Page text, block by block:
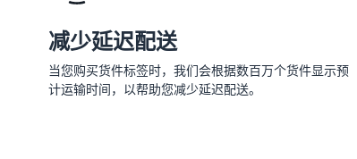
减少延迟配送
当您购买货件标签时，我们会根据数百万个货件显示预
计运输时间，以帮助您减少延迟配送。